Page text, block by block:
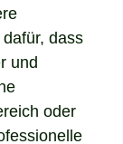
dass
und
oder